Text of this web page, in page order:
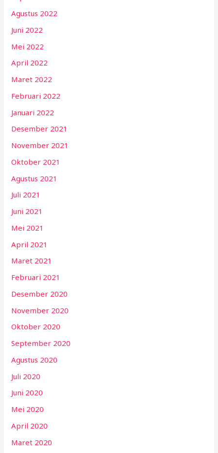
Agustus 2022
Juni 2022
Mei 2022
April 2022
Maret 2022
Februari 2022
Januari 2022
Desember 2021
November 2021
Oktober 2021
Agustus 2021
Juli 2021
Juni 2021
Mei 2021
April 2021
Maret 2021
Februari 2021
Desember 2020
November 2020
Oktober 2020
September 2020
Agustus 2020
Juli 2020
Juni 2020
Mei 2020
April 2020
Maret 2020